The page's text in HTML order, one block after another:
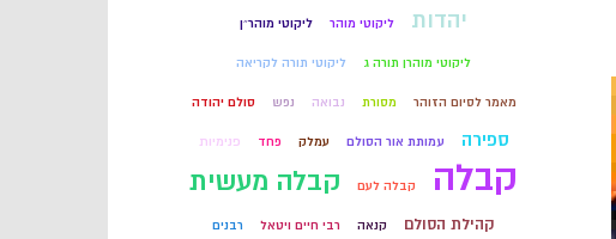
יהדות ליקוטי מוהר ליקוטי מוהר״ן
ליקוטי מוהרן תורה ג ליקוטי תורה לקריאה
מאמר לסיום הזוהר מסורת נבואה נפש סולם יהודה
ספירה עמותת אור הסולם עמלק פחד פנימיות
קבלה קבלה לעם קבלה מעשית
קהילת הסולם קנאה רבי חיים ויטאל רבנים